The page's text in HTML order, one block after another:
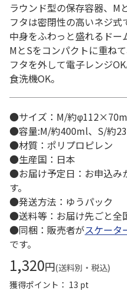
ラウンド型の保存容器、M
フタは密閉性の高いネジ式
中身をふわっと盛れるドー
MとSをコンパクトに重ねて
フタを外して電子レンジOK
食洗機OK。
●サイズ：M/約
●容量:M/約400ml、S/約
●材質：ポリプロピレン
●生産国：日本
●お届け予定日：お申込み
す。
●発送方法：ゆうパック
●送料等：お届け先ごと全
●同梱：販売者がスケータ
です。
1,320円(送料別・税込)
獲得ポイント： 13 pt